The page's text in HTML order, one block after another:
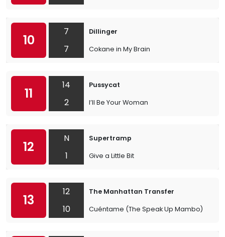
10
7
7
Dillinger
Cokane in My Brain
11
14
2
Pussycat
I’ll Be Your Woman
12
N
1
Supertramp
Give a Little Bit
13
12
10
The Manhattan Transfer
Cuéntame (The Speak Up Mambo)